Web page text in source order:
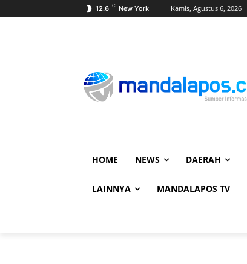
12.6 C New York Kamis, Agustus 6, 2026
HOME NEWS DAERAH
LAINNYA MANDALAPOS TV